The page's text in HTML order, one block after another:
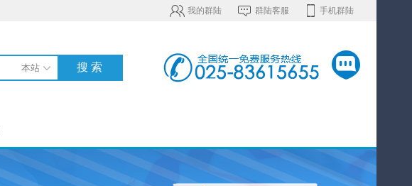
我的群陆 群陆客服 手机群陆